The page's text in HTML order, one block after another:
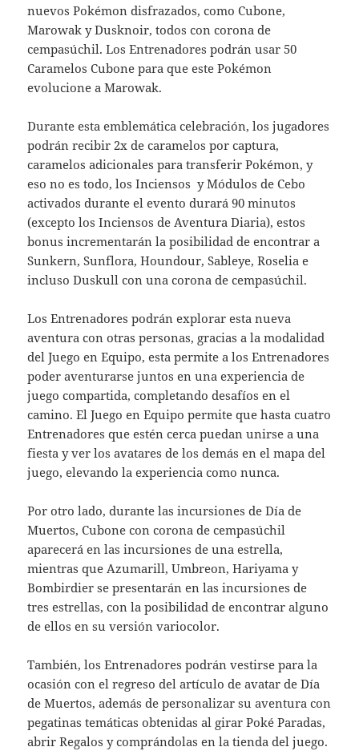
nuevos Pokémon disfrazados, como Cubone,
Marowak y Dusknoir, todos con corona de
cempasúchil. Los Entrenadores podrán usar 50
Caramelos Cubone para que este Pokémon
evolucione a Marowak.
Durante esta emblemática celebración, los jugadores
podrán recibir 2x de caramelos por captura,
caramelos adicionales para transferir Pokémon, y
eso no es todo, los Inciensos y Módulos de Cebo
activados durante el evento durará 90 minutos
(excepto los Inciensos de Aventura Diaria), estos
bonus incrementarán la posibilidad de encontrar a
Sunkern, Sunflora, Houndour, Sableye, Roselia e
incluso Duskull con una corona de cempasúchil.
Los Entrenadores podrán explorar esta nueva
aventura con otras personas, gracias a la modalidad
del Juego en Equipo, esta permite a los Entrenadores
poder aventurarse juntos en una experiencia de
juego compartida, completando desafíos en el
camino. El Juego en Equipo permite que hasta cuatro
Entrenadores que estén cerca puedan unirse a una
fiesta y ver los avatares de los demás en el mapa del
juego, elevando la experiencia como nunca.
Por otro lado, durante las incursiones de Día de
Muertos, Cubone con corona de cempasúchil
aparecerá en las incursiones de una estrella,
mientras que Azumarill, Umbreon, Hariyama y
Bombirdier se presentarán en las incursiones de
tres estrellas, con la posibilidad de encontrar alguno
de ellos en su versión variocolor.
También, los Entrenadores podrán vestirse para la
ocasión con el regreso del artículo de avatar de Día
de Muertos, además de personalizar su aventura con
pegatinas temáticas obtenidas al girar Poké Paradas,
abrir Regalos y comprándolas en la tienda del juego.